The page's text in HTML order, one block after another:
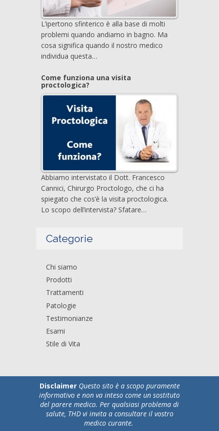
L’ipertono sfinterico è alla base di molti
problemi quando andiamo in bagno. Ma
cosa significa quando il nostro medico
individua questa…
Come funziona una visita
proctologica?
Abbiamo intervistato il Dott. Francesco
Cannici, Chirurgo Proctologo, che ci ha
spiegato che cos’è la visita proctologica.
Lo scopo dell’intervista? Sfatare…
Categorie
Chi siamo
Prodotti
Trattamenti
Patologie
Testimonianze
Esami
Stile di Vita
Disclaimer Questo sito è a scopo puramente
informativo e non va inteso come un sostituto
del parere medico. Per qualsiasi problema di
salute, THD vi invita a consultare il vostro
medico curante.